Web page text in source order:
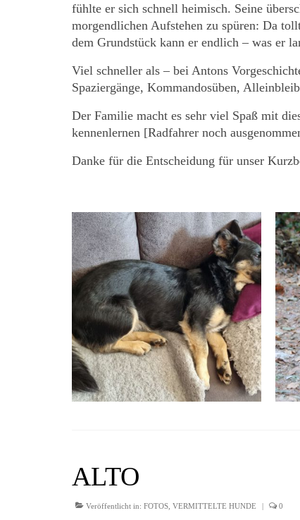
fühlte er sich schnell heimisch. Seine
morgendlichen Aufstehen zu spüren: Da
dem Grundstück kann er endlich – was er
Viel schneller als – bei Antons
Spaziergänge, Kommandosüben,
Der Familie macht es sehr viel Spaß mit
kennenlernen [Radfahrer noch
Danke für die Entscheidung für unser
ALTO
Veröffentlicht in: FOTOS, VERMITTELTE HUNDE 0